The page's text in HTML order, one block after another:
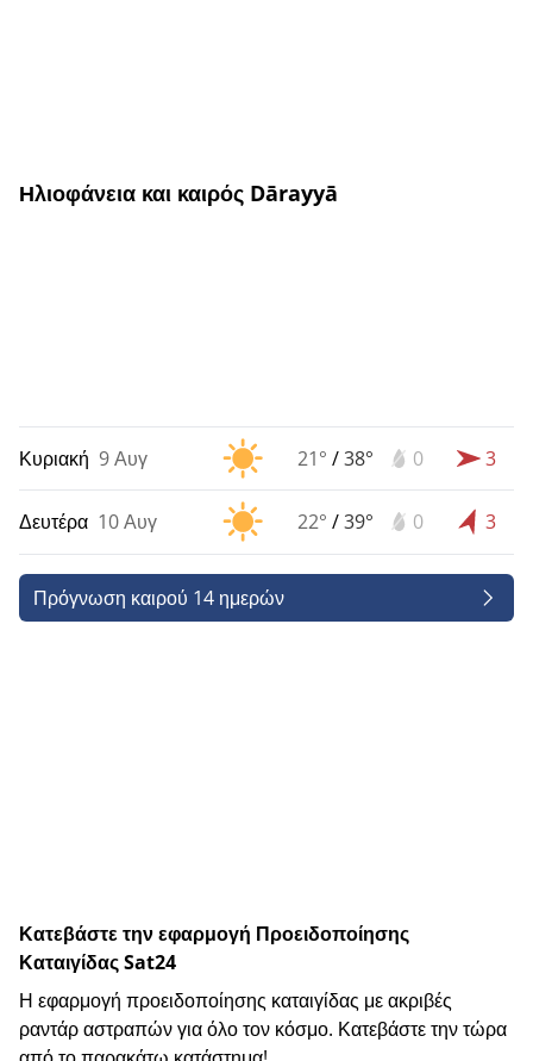
Ηλιοφάνεια και καιρός Dārayyā
Κυριακή 9 Αυγ 21° /38° 0 3
Δευτέρα 10 Αυγ 22° /39° 0 3
Πρόγνωση καιρού 14 ημερών
Κατεβάστε την εφαρμογή Προειδοποίησης
Καταιγίδας Sat24
Η εφαρμογή προειδοποίησης καταιγίδας με ακριβές
ραντάρ αστραπών για όλο τον κόσμο. Κατεβάστε την τώρα